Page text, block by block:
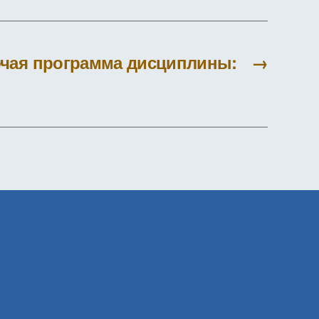
→
программа дисциплины: